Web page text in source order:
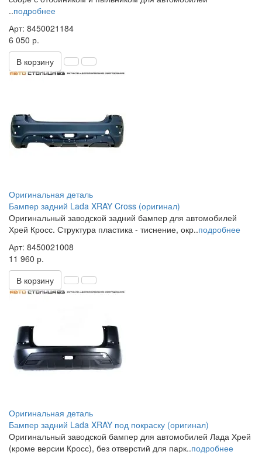
..подробнее
Арт: 8450021184
6 050 р.
В корзину
Оригинальная деталь
Бампер задний Lada XRAY Cross (оригинал)
Оригинальный заводской задний бампер для автомобилей
Хрей Кросс. Структура пластика - тиснение, окр..подробнее
Арт: 8450021008
11 960 р.
В корзину
Оригинальная деталь
Бампер задний Lada XRAY под покраску (оригинал)
Оригинальный заводской бампер для автомобилей Лада Хрей
(кроме версии Кросс), без отверстий для парк..подробнее